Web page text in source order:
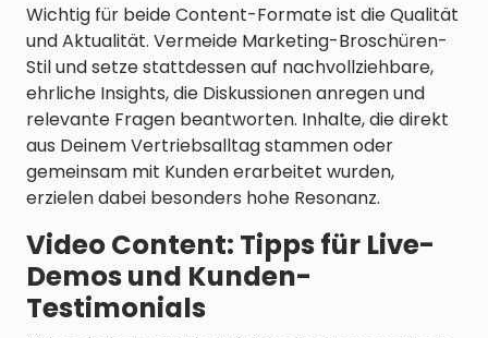
Wichtig für beide Content-Formate ist die Qualität
und Aktualität. Vermeide Marketing-Broschüren-
Stil und setze stattdessen auf nachvollziehbare,
ehrliche Insights, die Diskussionen anregen und
relevante Fragen beantworten. Inhalte, die direkt
aus Deinem Vertriebsalltag stammen oder
gemeinsam mit Kunden erarbeitet wurden,
erzielen dabei besonders hohe Resonanz.
Video Content: Tipps für Live-
Demos und Kunden-
Testimonials